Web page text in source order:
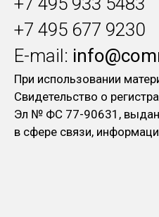
+7 495 677 9230
E-mail:
При использовании
Свидетельство о
Эл № ФC 77-90631,
в сфере связи,